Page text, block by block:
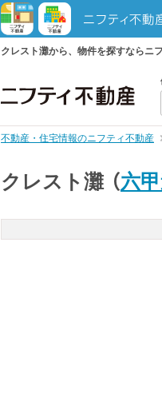
クレスト灘から、物件を探すならニ
不動産・住宅情報のニフティ不動産
クレスト灘 （六